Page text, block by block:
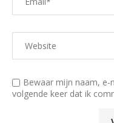
Bewaar mijn naam, e-
volgende keer dat ik